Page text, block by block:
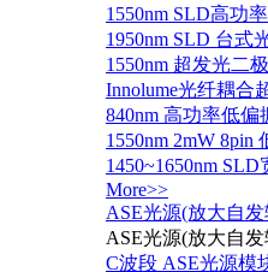
1550nm SLD高功
1950nm SLD 台式
1550nm 超发光二
Innolume光纤耦合
840nm 高功率低偏
1550nm 2mW 8pin
1450~1650nm
More>>
ASE光源(放大自
ASE光源(放大自
C波段 ASE光源模